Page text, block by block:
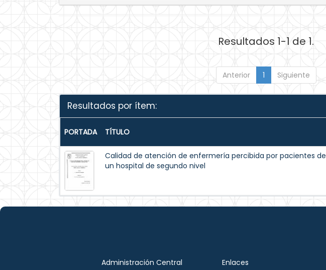
Resultados 1-1 de 1.
Anterior 1 Siguiente
Resultados por ítem:
PORTADA TÍTULO
Calidad de atención de enfermería percibida por pacientes de
un hospital de segundo nivel
Administración Central
Enlaces